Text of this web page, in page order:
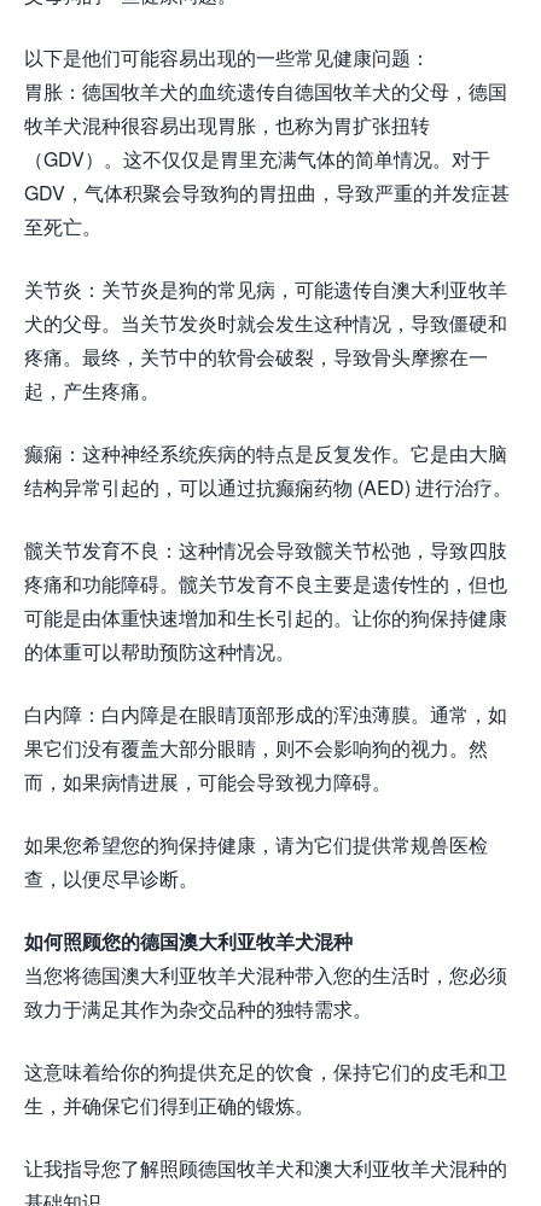
以下是他们可能容易出现的一些常见健康问题：
胃胀：德国牧羊犬的血统遗传自德国牧羊犬的父母，德国
牧羊犬混种很容易出现胃胀，也称为胃扩张扭转
（GDV）。这不仅仅是胃里充满气体的简单情况。对于
GDV，气体积聚会导致狗的胃扭曲，导致严重的并发症甚
至死亡。
关节炎：关节炎是狗的常见病，可能遗传自澳大利亚牧羊
犬的父母。当关节发炎时就会发生这种情况，导致僵硬和
疼痛。最终，关节中的软骨会破裂，导致骨头摩擦在一
起，产生疼痛。
癫痫：这种神经系统疾病的特点是反复发作。它是由大脑
结构异常引起的，可以通过抗癫痫药物 (AED) 进行治疗。
髋关节发育不良：这种情况会导致髋关节松弛，导致四肢
疼痛和功能障碍。髋关节发育不良主要是遗传性的，但也
可能是由体重快速增加和生长引起的。让你的狗保持健康
的体重可以帮助预防这种情况。
白内障：白内障是在眼睛顶部形成的浑浊薄膜。通常，如
果它们没有覆盖大部分眼睛，则不会影响狗的视力。然
而，如果病情进展，可能会导致视力障碍。
如果您希望您的狗保持健康，请为它们提供常规兽医检
查，以便尽早诊断。
如何照顾您的德国澳大利亚牧羊犬混种
当您将德国澳大利亚牧羊犬混种带入您的生活时，您必须
致力于满足其作为杂交品种的独特需求。
这意味着给你的狗提供充足的饮食，保持它们的皮毛和卫
生，并确保它们得到正确的锻炼。
让我指导您了解照顾德国牧羊犬和澳大利亚牧羊犬混种的